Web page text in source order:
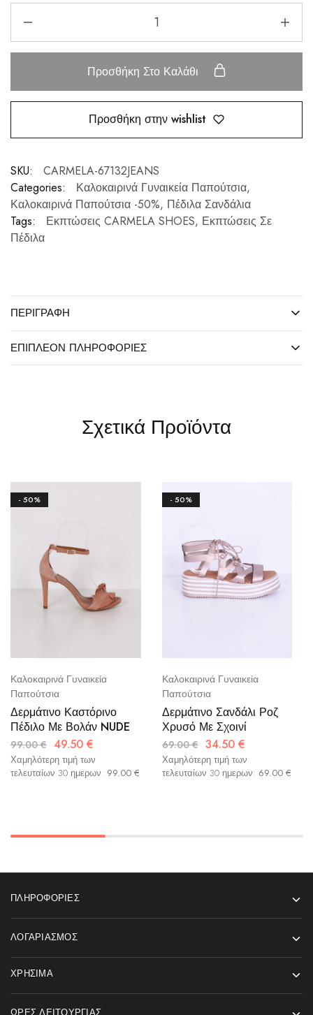
Προσθήκη Στο Καλάθι
Προσθήκη στην wishlist
SKU:
CARMELA-67132JEANS
Categories:
Καλοκαιρινά Γυναικεία Παπούτσια,
Καλοκαιρινά Παπούτσια -50%, Πέδιλα Σανδάλια
Tags:
Εκπτώσεις CARMELA SHOES, Εκπτώσεις Σε
Πέδιλα
ΠΕΡΙΓΡΑΦΉ
ΕΠΙΠΛΈΟΝ ΠΛΗΡΟΦΟΡΊΕΣ
Σχετικά Προϊόντα
- 50%
Καλοκαιρινά Γυναικεία
Παπούτσια
Δερμάτινο Καστόρινο
Πέδιλο Με Βολάν NUDE
99.00€ 49.50 €
Χαμηλότερη τιμή των
τελευταίων 30 ημερων: 99.00 €
- 50%
Καλοκαιρινά Γυναικεία
Παπούτσια
Δερμάτινο Σανδάλι Ροζ
Χρυσό Με Σχοινί
69.00€ 34.50 €
Χαμηλότερη τιμή των
τελευταίων 30 ημερων: 69.00 €
ΠΛΗΡΟΦΟΡΊΕΣ
ΛΟΓΑΡΙΑΣΜΌΣ
ΧΡΉΣΙΜΑ